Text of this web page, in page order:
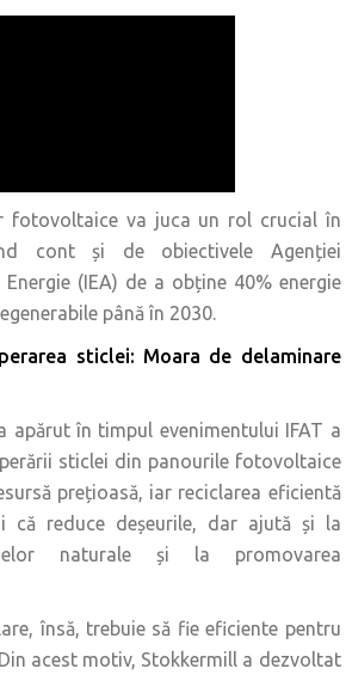
fotovoltaice va juca un rol crucial în
cont și de obiectivele Agenției
(IEA) de a obține 40% energie
până în 2030.
sticlei: Moara de delaminare
apărut în timpul evenimentului IFAT a
sticlei din panourile fotovoltaice
prețioasă, iar reciclarea eficientă
că reduce deșeurile, dar ajută și la
naturale și la promovarea
însă, trebuie să fie eficiente pentru
acest motiv, Stokkermill a dezvoltat